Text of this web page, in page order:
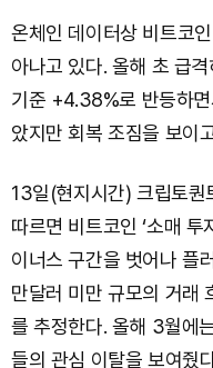
온체인 데이터상 비트코
아나고 있다. 올해 초 급
기준 +4.38%로 반등하
았지만 회복 조짐을 보이
13일(현지시간) 크립토퀀
따르면 비트코인 ‘소매
이너스 구간을 벗어나 플
만달러 미만 규모의 거래
를 추정한다. 올해 3월에
들의 관심 이탈을 보여줬